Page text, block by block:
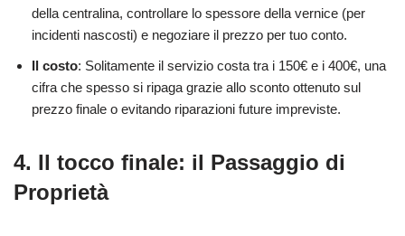
della centralina, controllare lo spessore della vernice (per
incidenti nascosti) e negoziare il prezzo per tuo conto.
Il costo: Solitamente il servizio costa tra i 150€ e i 400€, una
cifra che spesso si ripaga grazie allo sconto ottenuto sul
prezzo finale o evitando riparazioni future impreviste.
4. Il tocco finale: il Passaggio di
Proprietà